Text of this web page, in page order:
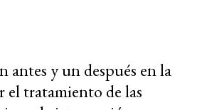
antes y un después en la
el tratamiento de las